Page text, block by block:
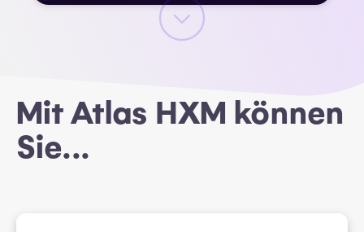
Mit Atlas HXM können
Sie...